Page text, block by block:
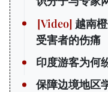
越南
受害者的伤痛
印度游客为何
保障边境地区